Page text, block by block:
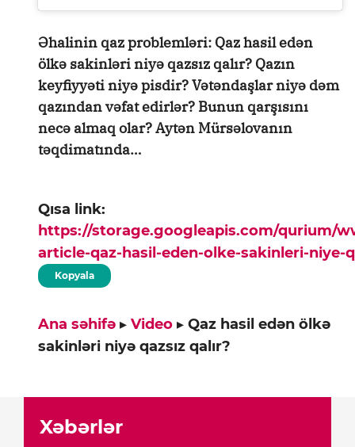
Əhalinin qaz problemləri: Qaz hasil edən
ölkə sakinləri niyə qazsız qalır? Qazın
keyfiyyəti niyə pisdir? Vətəndaşlar niyə dəm
qazından vəfat edirlər? Bunun qarşısını
necə almaq olar? Aytən Mürsəlovanın
təqdimatında…
Qısa link:
https://storage.googleapis.com/qurium/
article-qaz-hasil-eden-olke-sakinleri-niye-
Kopyala
Ana səhifə ▸ Video ▸ Qaz hasil edən ölkə
sakinləri niyə qazsız qalır?
Xəbərlər